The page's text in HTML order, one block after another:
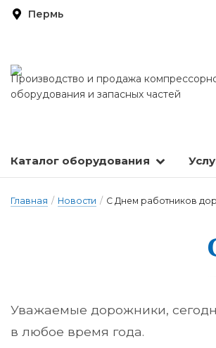
Пермь
Производство и продажа
оборудования и запасных частей
Каталог оборудования
Главная / Новости / С Днем работников
Уважаемые дорожники,
в любое время года.